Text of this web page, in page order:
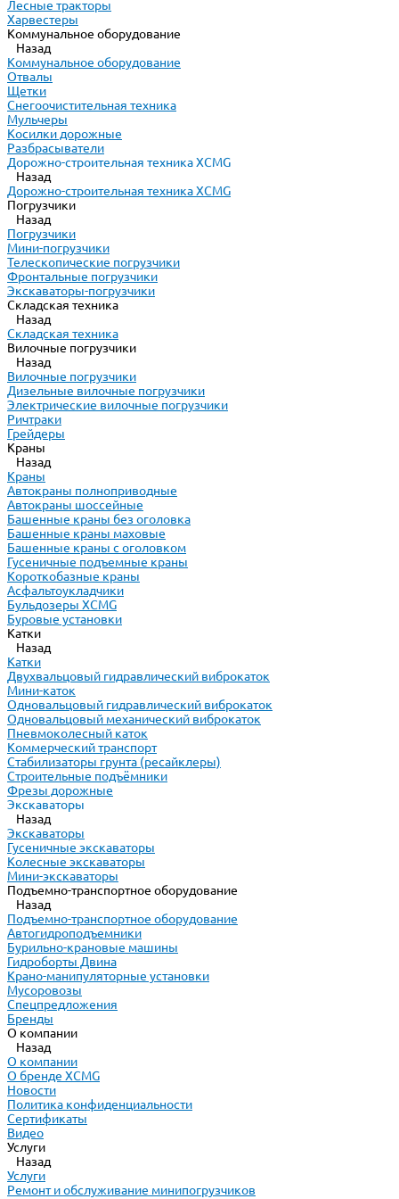
Лесные тракторы
Харвестеры
Коммунальное оборудование
Назад
Коммунальное оборудование
Отвалы
Щетки
Снегоочистительная техника
Мульчеры
Косилки дорожные
Разбрасыватели
Дорожно-строительная техника XCMG
Назад
Дорожно-строительная техника XCMG
Погрузчики
Назад
Погрузчики
Мини-погрузчики
Телескопические погрузчики
Фронтальные погрузчики
Экскаваторы-погрузчики
Складская техника
Назад
Складская техника
Вилочные погрузчики
Назад
Вилочные погрузчики
Дизельные вилочные погрузчики
Электрические вилочные погрузчики
Ричтраки
Грейдеры
Краны
Назад
Краны
Автокраны полноприводные
Автокраны шоссейные
Башенные краны без оголовка
Башенные краны маховые
Башенные краны с оголовком
Гусеничные подъемные краны
Короткобазные краны
Асфальтоукладчики
Бульдозеры XCMG
Буровые установки
Катки
Назад
Катки
Двухвальцовый гидравлический виброкаток
Мини-каток
Одновальцовый гидравлический виброкаток
Одновальцовый механический виброкаток
Пневмоколесный каток
Коммерческий транспорт
Стабилизаторы грунта (ресайклеры)
Строительные подъёмники
Фрезы дорожные
Экскаваторы
Назад
Экскаваторы
Гусеничные экскаваторы
Колесные экскаваторы
Мини-экскаваторы
Подъемно-транспортное оборудование
Назад
Подъемно-транспортное оборудование
Автогидроподъемники
Бурильно-крановые машины
Гидроборты Двина
Крано-манипуляторные установки
Мусоровозы
Спецпредложения
Бренды
О компании
Назад
О компании
О бренде XCMG
Новости
Политика конфиденциальности
Сертификаты
Видео
Услуги
Назад
Услуги
Ремонт и обслуживание минипогрузчиков